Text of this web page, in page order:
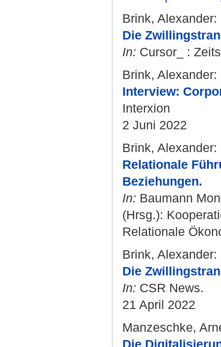
Brink, Alexander:
Die
In: Cursor_ :
Brink, Alexander:
Interview:
Interxion
2 Juni 2022
Brink, Alexander:
Relationale
Beziehungen.
In: Baumann
(Hrsg.):
Relationale
Brink, Alexander:
Die
In: CSR News.
21 April 2022
Manzeschke,
Die